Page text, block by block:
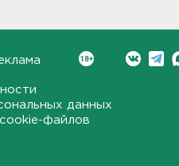
данных
cookie-файлов